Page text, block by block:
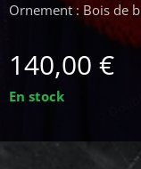
Ornement : Bois de
140,00 €
En stock
©